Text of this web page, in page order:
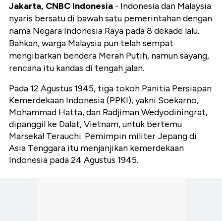
Jakarta, CNBC Indonesia - Indonesia dan Malaysia
nyaris bersatu di bawah satu pemerintahan dengan
nama Negara Indonesia Raya pada 8 dekade lalu.
Bahkan, warga Malaysia pun telah sempat
mengibarkan bendera Merah Putih, namun sayang,
rencana itu kandas di tengah jalan.
Pada 12 Agustus 1945, tiga tokoh Panitia Persiapan
Kemerdekaan Indonesia (PPKI), yakni Soekarno,
Mohammad Hatta, dan Radjiman Wedyodiningrat,
dipanggil ke Dalat, Vietnam, untuk bertemu
Marsekal Terauchi. Pemimpin militer Jepang di
Asia Tenggara itu menjanjikan kemerdekaan
Indonesia pada 24 Agustus 1945.